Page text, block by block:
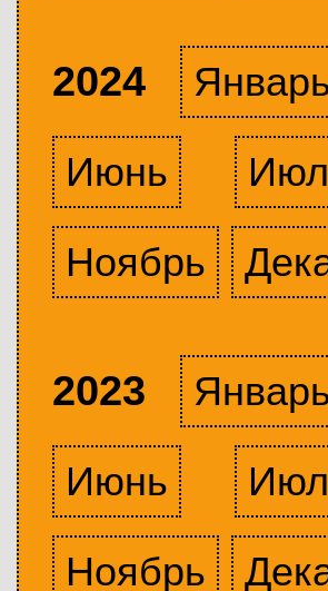
2024
Июнь
Ноябрь
2023
Июнь
Ноябрь